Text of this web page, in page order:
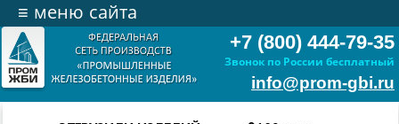
+7 (800) 444-79-35
Звонок по России бесплатный
info@prom-gbi.ru
≡ меню сайта